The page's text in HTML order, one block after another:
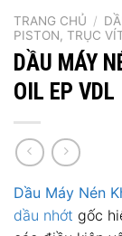
TRANG CHỦ /
PISTON, TRỤC
DẦU MÁY
OIL EP VDL
Dầu Máy Nén
dầu nhớt gốc